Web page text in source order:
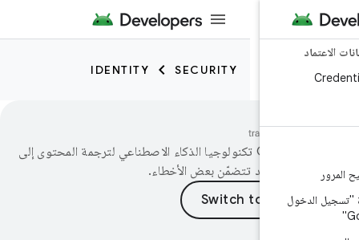
SECURITY
IDENTITY
تستخدم Google تكنولوجيا الذكاء الاصطناعي لترجمة المحتوى إلى
وقد تتضمّن بعض الأخطاء.